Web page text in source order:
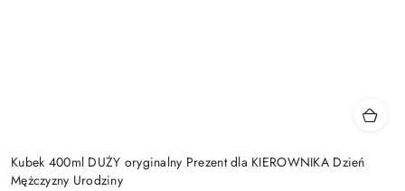
Kubek 400ml DUŻY oryginalny Prezent dla KIEROWNIKA Dzień
Mężczyzny Urodziny